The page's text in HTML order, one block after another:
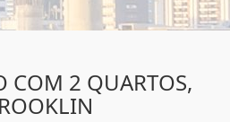
COM 2 QUARTOS,